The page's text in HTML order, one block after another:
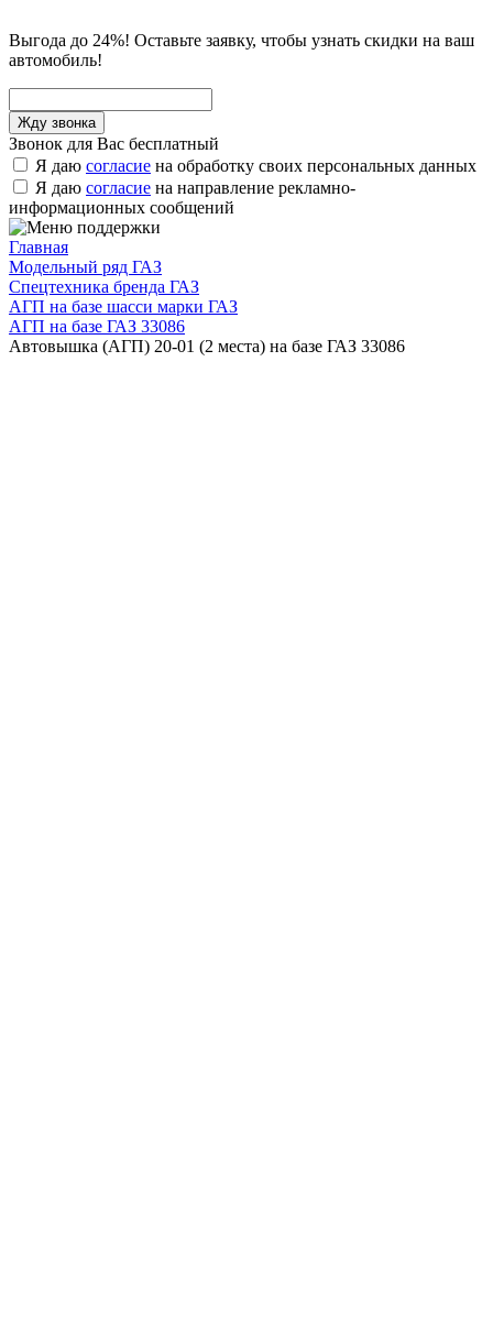
Выгода до 24%! Оставьте заявку, чтобы узнать скидки на ваш
автомобиль!
Звонок для Вас бесплатный
Я даю согласие на обработку своих персональных данных
Я даю согласие на направление рекламно-
информационных сообщений
Главная
Модельный ряд ГАЗ
Спецтехника бренда ГАЗ
АГП на базе шасси марки ГАЗ
АГП на базе ГАЗ 33086
Автовышка (АГП) 20-01 (2 места) на базе ГАЗ 33086